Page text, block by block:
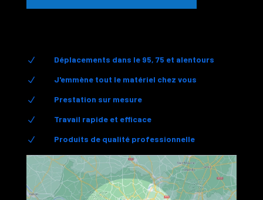
N Déplacements dans le 95, 75 et alentours
N J'emmène tout le matériel chez vous
N Prestation sur mesure
N Travail rapide et efficace
N Produits de qualité professionnelle